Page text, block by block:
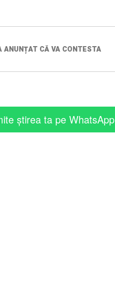
CĂ VA CONTESTA
știrea ta pe WhatsApp